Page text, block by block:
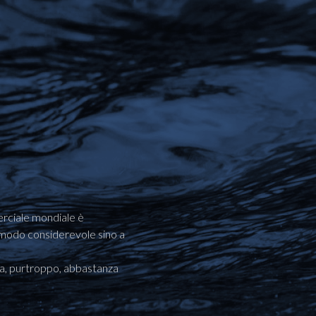
mondiale è
considerevole sino a
purtroppo, abbastanza